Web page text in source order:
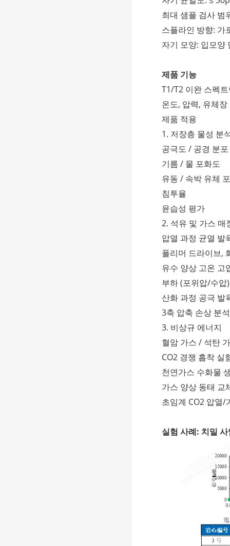
최대 샘플 검사
스플라인 방향: 가
자기 모양: 입모양
제품 기능
T1/T2 이완 스펙
온도, 압력, 유체
제품 적용
1. 저장층 물성 분
공극도 / 공경 분포
기름 / 물 포화도
유동 / 속박 유체
침투율
윤습성 평가
2. 석유 및 가스 매
압열 과정 균열 발
폴리머 드라이브,
유수 양상 고온 고
부하 (포위압/수압
산화 과정 공극 발
3축 압축 손상 분석
3. 비상규 에너지
혈암 가스 / 석탄
CO2 경쟁 흡착 실
천연가스 수화물
가스 양상 동태 교
초임계 CO2 압열/
실험 사례: 치밀